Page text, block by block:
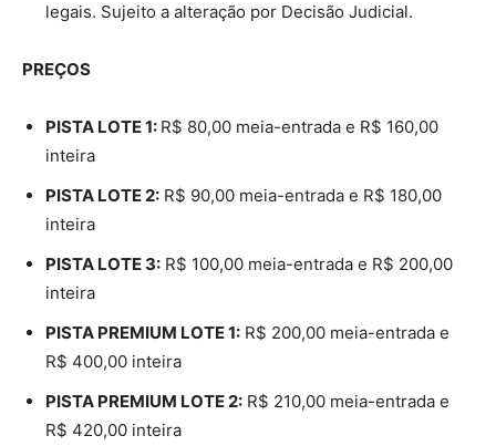
legais. Sujeito a alteração por Decisão Judicial.
PREÇOS
PISTA LOTE 1: R$ 80,00 meia-entrada e R$ 160,00
inteira
PISTA LOTE 2: R$ 90,00 meia-entrada e R$ 180,00
inteira
PISTA LOTE 3: R$ 100,00 meia-entrada e R$ 200,00
inteira
PISTA PREMIUM LOTE 1: R$ 200,00 meia-entrada e
R$ 400,00 inteira
PISTA PREMIUM LOTE 2: R$ 210,00 meia-entrada e
R$ 420,00 inteira